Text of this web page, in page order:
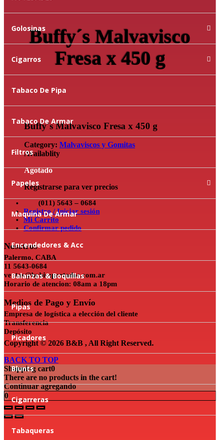
Golosinas
Cigarros
Tabaco De Pipa
Tabaco De Armar
Filtros
Papeles
Maquina De Armar
Encendedores & Acc
Balanzas & Boquillas
Pipas
Picadores
Blunts
Cigarreras
Tabaqueras
Buffy´s Malvavisco
Fresa x 450 g
Buffy´s Malvavisco Fresa x 450 g
Category: Malvaviscos y Gomitas
Availablity
Agotado
Registrarse para ver precios
(011) 5643 – 0684
Registro / Iniciar sesión
Mi Carrito
Confirmar pedido
Nosotros
Palermo, CABA
11 5643-0684
ventas@bybimportados.com.ar
Horario de atencion: 08am a 18pm
Medios de Pago y Envío
Empresa de logística a elección del cliente
Transferencia
Depósito
Copyright © 2026 B&B , All Right Reserved.
BACK TO TOP
Shopping cart0
There are no products in the cart!
Continuar agregando
0